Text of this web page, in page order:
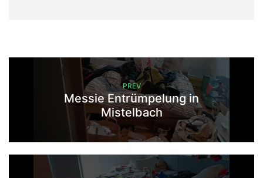
PREV
Messie Entrümpelung in
Mistelbach